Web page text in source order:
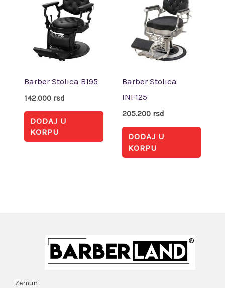
Barber Stolica B195
142.000 rsd
DODAJ U
KORPU
Barber Stolica
INF125
205.200 rsd
DODAJ U
KORPU
Zemun